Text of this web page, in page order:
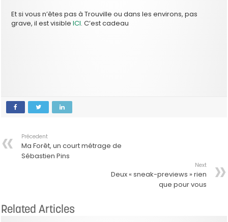
Et si vous n’êtes pas à Trouville ou dans les environs, pas
grave, il est visibleICI. C’est cadeau
Précedent
Ma Forêt, un court métrage de
Sébastien Pins
Next
Deux « sneak-previews » rien
que pour vous
Related Articles